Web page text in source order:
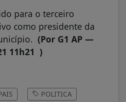
para o terceiro
como presidente da
(Por G1 AP —
11h21 )
POLITICA